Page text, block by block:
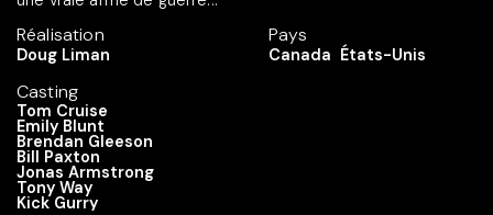
Réalisation
Doug Liman
Casting
Tom Cruise
Emily Blunt
Brendan Gleeson
Bill Paxton
Jonas Armstrong
Tony Way
Kick Gurry
Pays
Canada États-Unis